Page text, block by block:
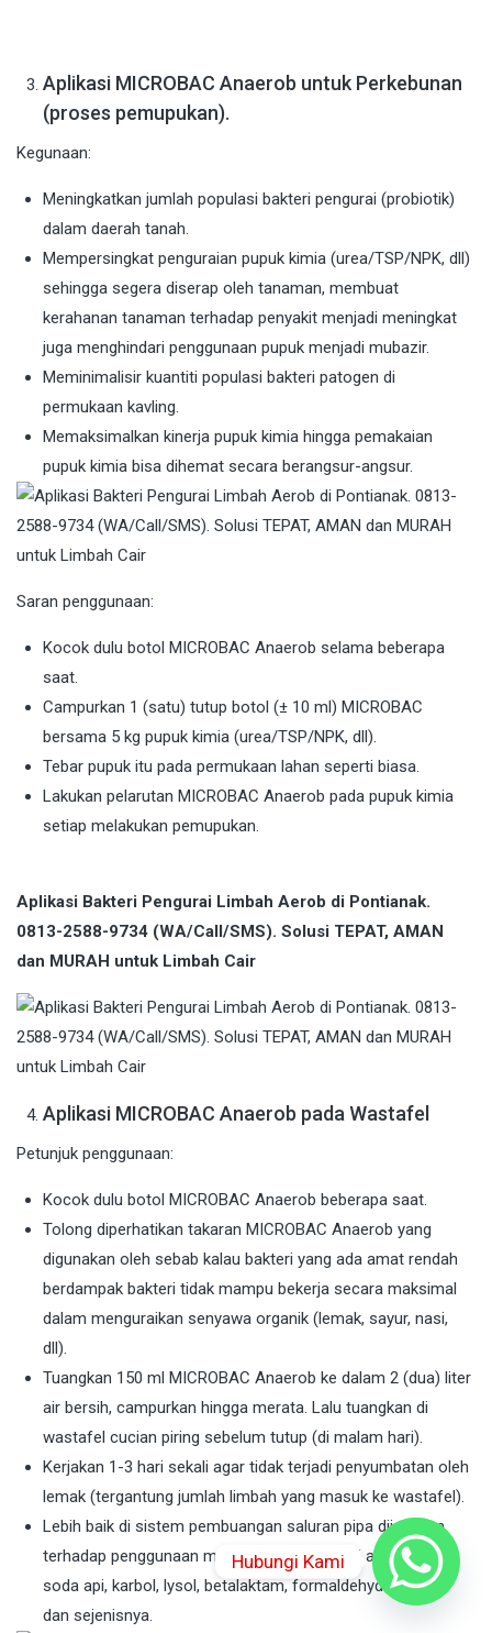
Aplikasi MICROBAC Anaerob untuk Perkebunan
(proses pemupukan).
Kegunaan:
Meningkatkan jumlah populasi bakteri pengurai (probiotik)
dalam daerah tanah.
Mempersingkat penguraian pupuk kimia (urea/TSP/NPK, dll)
sehingga segera diserap oleh tanaman, membuat
kerahanan tanaman terhadap penyakit menjadi meningkat
juga menghindari penggunaan pupuk menjadi mubazir.
Meminimalisir kuantiti populasi bakteri patogen di
permukaan kavling.
Memaksimalkan kinerja pupuk kimia hingga pemakaian
pupuk kimia bisa dihemat secara berangsur-angsur.
Saran penggunaan:
Kocok dulu botol MICROBAC Anaerob selama beberapa
saat.
Campurkan 1 (satu) tutup botol (± 10 ml) MICROBAC
bersama 5 kg pupuk kimia (urea/TSP/NPK, dll).
Tebar pupuk itu pada permukaan lahan seperti biasa.
Lakukan pelarutan MICROBAC Anaerob pada pupuk kimia
setiap melakukan pemupukan.
Aplikasi Bakteri Pengurai Limbah Aerob di Pontianak.
0813-2588-9734 (WA/Call/SMS). Solusi TEPAT, AMAN
dan MURAH untuk Limbah Cair
Aplikasi MICROBAC Anaerob pada Wastafel
Petunjuk penggunaan:
Kocok dulu botol MICROBAC Anaerob beberapa saat.
Tolong diperhatikan takaran MICROBAC Anaerob yang
digunakan oleh sebab kalau bakteri yang ada amat rendah
berdampak bakteri tidak mampu bekerja secara maksimal
dalam menguraikan senyawa organik (lemak, sayur, nasi,
dll).
Tuangkan 150 ml MICROBAC Anaerob ke dalam 2 (dua) liter
air bersih, campurkan hingga merata. Lalu tuangkan di
wastafel cucian piring sebelum tutup (di malam hari).
Kerjakan 1-3 hari sekali agar tidak terjadi penyumbatan oleh
lemak (tergantung jumlah limbah yang masuk ke wastafel).
Lebih baik di sistem pembuangan saluran pipa dijauhkan
terhadap penggunaan material anti bakteri di antaranya
soda api, karbol, lysol, betalaktam, formaldehyde, iodium
dan sejenisnya.
Hubungi Kami